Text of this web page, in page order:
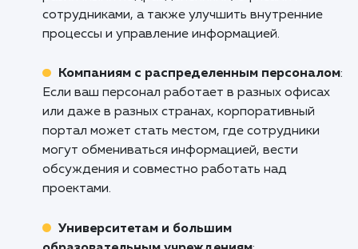
прошлом. Воспользуйтесь
преимуществами цифровой эры с
уже сегодня, чтобы обсудить, как мы
помочь вам в этом. Поднимите свой
новый уровень в Братске с помощью
решений по созданию
портала.
Кому подходит данный продукт?